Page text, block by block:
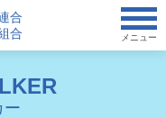
合
合
メニュー
ー